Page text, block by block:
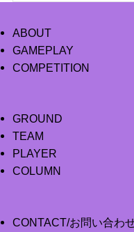
ABOUT
GAMEPLAY
COMPETITION
GROUND
TEAM
PLAYER
COLUMN
CONTACT/お問い合わ